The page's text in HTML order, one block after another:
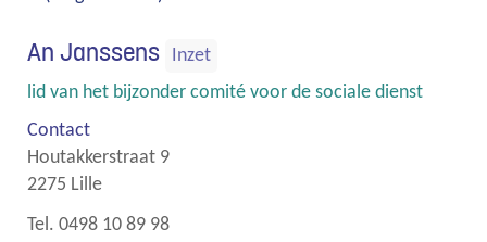
An Janssens Inzet
Functies
lid van het bijzonder comité voor de sociale dienst
Contact
Houtakkerstraat 9
,2275 Lille
Gsm0498 10 89 98